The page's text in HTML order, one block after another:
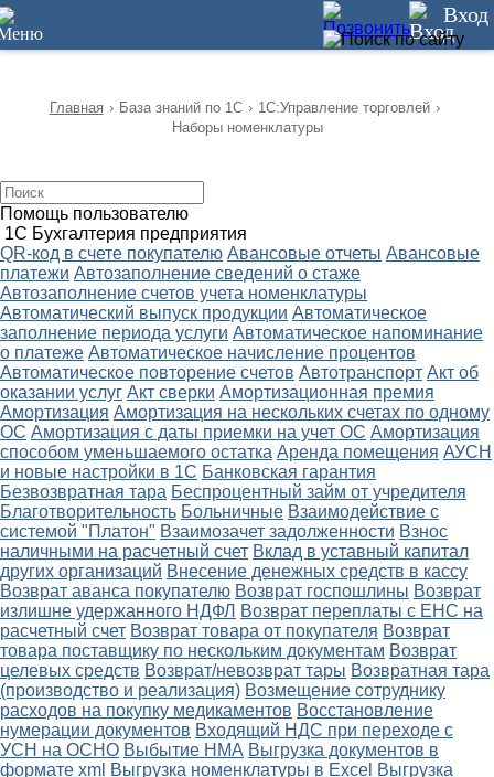
12 Вход
Главная › База знаний по 1С › 1С:Управление торговлей ›
Наборы номенклатуры
Помощь пользователю
1С Бухгалтерия предприятия
QR-код в счете покупателю Авансовые отчеты Авансовые
платежи Автозаполнение сведений о стаже
Автозаполнение счетов учета номенклатуры
Автоматический выпуск продукции Автоматическое
заполнение периода услуги Автоматическое напоминание
о платеже Автоматическое начисление процентов
Автоматическое повторение счетов Автотранспорт Акт об
оказании услуг Акт сверки Амортизационная премия
Амортизация Амортизация на нескольких счетах по одному
ОС Амортизация с даты приемки на учет ОС Амортизация
способом уменьшаемого остатка Аренда помещения АУСН
и новые настройки в 1С Банковская гарантия
Безвозвратная тара Беспроцентный займ от учредителя
Благотворительность Больничные Взаимодействие с
системой "Платон" Взаимозачет задолженности Взнос
наличными на расчетный счет Вклад в уставный капитал
других организаций Внесение денежных средств в кассу
Возврат аванса покупателю Возврат госпошлины Возврат
излишне удержанного НДФЛ Возврат переплаты с ЕНС на
расчетный счет Возврат товара от покупателя Возврат
товара поставщику по нескольким документам Возврат
целевых средств Возврат/невозврат тары Возвратная тара
(производство и реализация) Возмещение сотруднику
расходов на покупку медикаментов Восстановление
нумерации документов Входящий НДС при переходе с
УСН на ОСНО Выбытие НМА Выгрузка документов в
формате xml Выгрузка номенклатуры в Excel Выгрузка